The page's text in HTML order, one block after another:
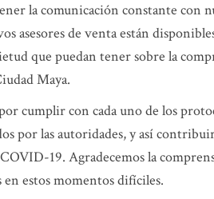
la comunicación constante con
asesores de venta están
que puedan tener sobre la
Maya.
cumplir con cada uno de los
por las autoridades, y así
19. Agradecemos la
estos momentos difíciles.